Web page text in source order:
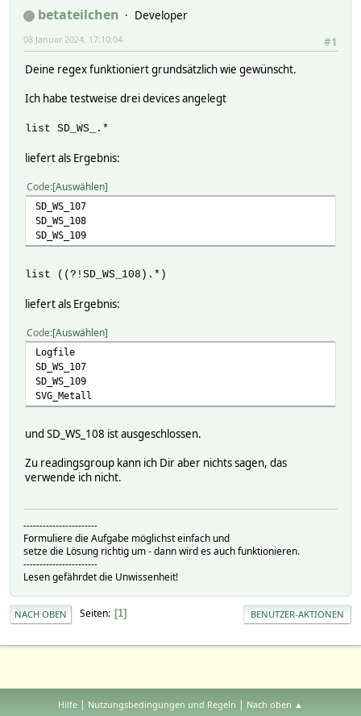
betateilchen
Developer
#1
08 Januar 2024, 17:10:04
Deine regex funktioniert grundsätzlich wie gewünscht.
Ich habe testweise drei devices angelegt
list SD_WS_.*
liefert als Ergebnis:
Code Auswählen
SD_WS_107
SD_WS_108
SD_WS_109
list ((?!SD_WS_108).*)
liefert als Ergebnis:
Code Auswählen
Logfile
SD_WS_107
SD_WS_109
SVG_Metall
und SD_WS_108 ist ausgeschlossen.
Zu readingsgroup kann ich Dir aber nichts sagen, das
verwende ich nicht.
-----------------------
Formuliere die Aufgabe möglichst einfach und
setze die Lösung richtig um - dann wird es auch funktionieren.
-----------------------
Lesen gefährdet die Unwissenheit!
NACH OBEN Seiten 1 BENUTZER-AKTIONEN
Hilfe | Nutzungsbedingungen und Regeln | Nach oben ▲